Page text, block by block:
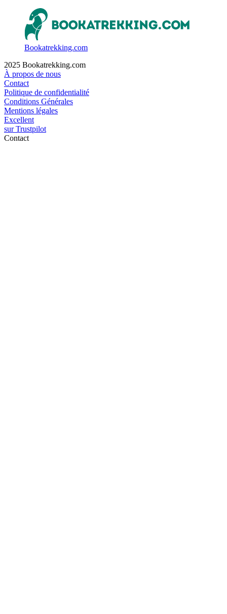
Bookatrekking.com
2025 Bookatrekking.com
À propos de nous
Contact
Politique de confidentialité
Conditions Générales
Mentions légales
Excellent
sur Trustpilot
Contact